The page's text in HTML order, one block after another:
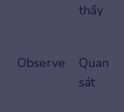
thấy
Observe
Quan
sát